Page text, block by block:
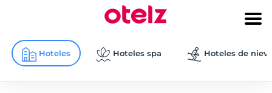
Hoteles Hoteles spa Hoteles de